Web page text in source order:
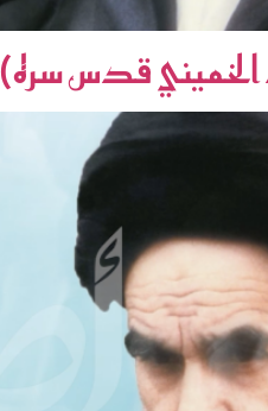
الخميني قدس سره)